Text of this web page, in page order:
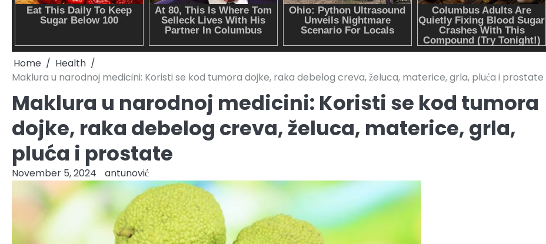
Home
Health
Maklura u narodnoj medicini: Koristi se kod tumora dojke, raka debelog creva, želuca, materice, grla, pluća i prostate
Maklura u narodnoj medicini: Koristi se kod tumora
dojke, raka debelog creva, želuca, materice, grla,
pluća i prostate
November 5, 2024 antunović